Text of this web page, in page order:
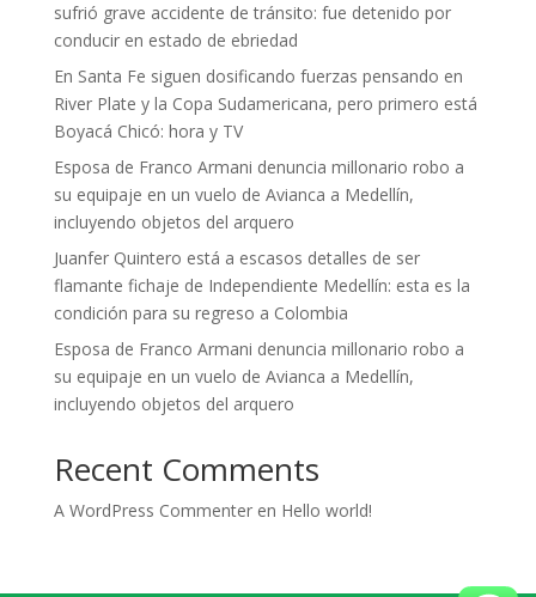
sufrió grave accidente de tránsito: fue detenido por
conducir en estado de ebriedad
En Santa Fe siguen dosificando fuerzas pensando en
River Plate y la Copa Sudamericana, pero primero está
Boyacá Chicó: hora y TV
Esposa de Franco Armani denuncia millonario robo a
su equipaje en un vuelo de Avianca a Medellín,
incluyendo objetos del arquero
Juanfer Quintero está a escasos detalles de ser
flamante fichaje de Independiente Medellín: esta es la
condición para su regreso a Colombia
Esposa de Franco Armani denuncia millonario robo a
su equipaje en un vuelo de Avianca a Medellín,
incluyendo objetos del arquero
Recent Comments
A WordPress Commenteren Hello world!